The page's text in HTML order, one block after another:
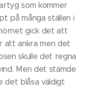
som kommer
på många ställen i
gick det att
att ankra men det
skulle det regna
Men det stämde
det blåsa väldigt